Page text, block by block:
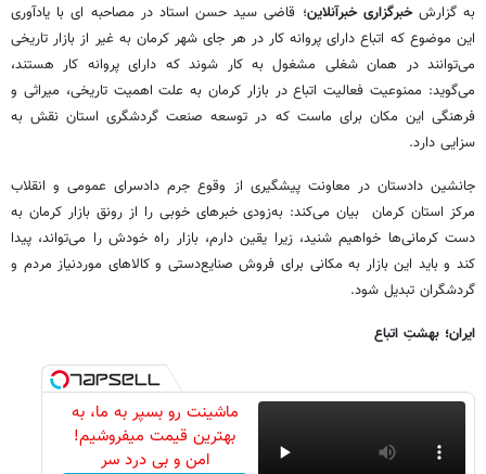
به گزارشخبرگزاری خبرآنلاین؛ قاضی سید حسن استاد در مصاحبه ای با یادآوری
این موضوع که اتباع دارای پروانه کار در هر جای شهر کرمان به غیر از بازار تاریخی
می‌توانند در همان شغلی مشغول به کار شوند که دارای پروانه کار هستند،
می‌گوید: ممنوعیت فعالیت اتباع در بازار کرمان به علت اهمیت تاریخی، میراثی و
فرهنگی این مکان برای ماست که در توسعه صنعت گردشگری استان نقش به
سزایی دارد.
جانشین دادستان در معاونت پیشگیری از وقوع جرم دادسرای عمومی و انقلاب
مرکز استان کرمان بیان می‌کند: به‌زودی خبرهای خوبی را از رونق بازار کرمان به
دست کرمانی‌ها خواهیم شنید، زیرا یقین دارم، بازار راه خودش را می‌تواند، پیدا
کند و باید این بازار به مکانی برای فروش صنایع‌دستی و کالاهای موردنیاز مردم و
گردشگران تبدیل شود.
ایران؛ بهشتِ اتباع
ماشینت رو بسپر به ما، به
بهترین قیمت میفروشیم!
امن و بی درد سر